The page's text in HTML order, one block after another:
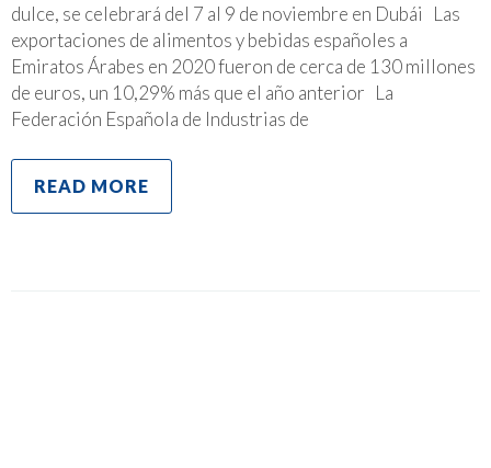
dulce, se celebrará del 7 al 9 de noviembre en Dubái Las
exportaciones de alimentos y bebidas españoles a
Emiratos Árabes en 2020 fueron de cerca de 130 millones
de euros, un 10,29% más que el año anterior La
Federación Española de Industrias de
READ MORE